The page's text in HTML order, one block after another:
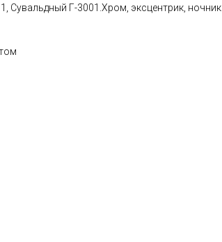
Сувальдный Г-3001.Хром, эксцентрик, ночник